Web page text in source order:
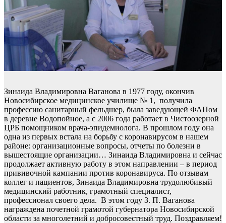
Зинаида Владимировна Ваганова в 1977 году, окончив
Новосибирское медицинское училище № 1, получила
профессию санитарный фельдшер, была заведующей ФАПом
в деревне Водопойное, а с 2006 года работает в Чистоозерной
ЦРБ помощником врача-эпидемиолога. В прошлом году она
одна из первых встала на борьбу с коронавирусом в нашем
районе: организационные вопросы, отчеты по болезни в
вышестоящие организации… Зинаида Владимировна и сейчас
продолжает активную работу в этом направлении – в период
прививочной кампании против коронавируса. По отзывам
коллег и пациентов, Зинаида Владимировна трудолюбивый
медицинский работник, грамотный специалист,
профессионал своего дела. В этом году З. П. Ваганова
награждена почетной грамотой губернатора Новосибирской
области за многолетний и добросовестный труд. Поздравляем!